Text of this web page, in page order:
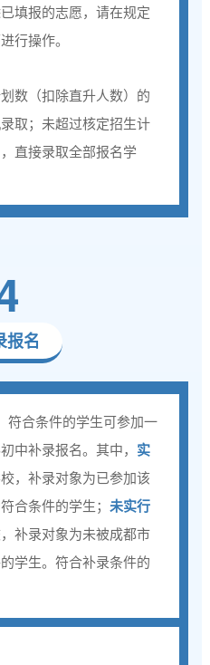
填报的志愿，请在规定
行操作。
数（扣除直升人数）的
取；未超过核定招生计
直接录取全部报名学
报名
符合条件的学生可参加一
中补录报名。其中， 实
，补录对象为已参加该
合条件的学生； 未实行
补录对象为未被成都市
学生。符合补录条件的